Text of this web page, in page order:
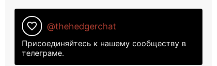
favorite_border @thehedgerchat
Присоединяйтесь к нашему сообществу в
телеграме.